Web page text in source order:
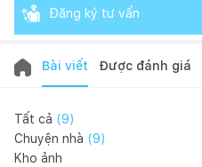
Đăng ký tư vấn
Bài viết Được đánh giá
Tất cả (9)
Chuyện nhà (9)
Kho ảnh